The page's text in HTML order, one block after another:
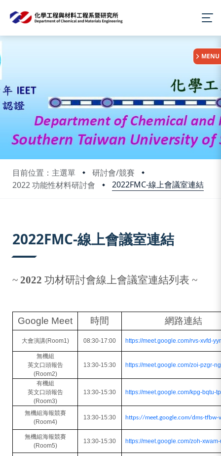
目前位置：主選單
研討會/競賽
2022 功能性材料研討會
2022FMC-線上會議室連結
:::
MENU
2022FMC-線上會議室連結
~ 2022 功材研討會線上會議室連結列表 ~
Google Meet 時間 網路連結
大會演講(Room1) 08:30-17:00 https://meet.google.com/rvs-xvfd-
無機組
英文口頭報告
(Room2)
13:30-15:30 https://meet.google.com/zoi-pzgr-
有機組
英文口頭報告
(Room3)
13:30-15:30 https://meet.google.com/kpg-bqtu-
無機組海報競賽
(Room4)
13:30-15:30 https://meet.google.com/dms-tfbw-
無機組海報競賽
(Room5)
13:30-15:30 https://meet.google.com/zoh-